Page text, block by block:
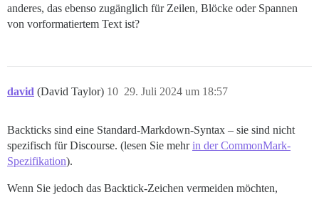
anderes, das ebenso zugänglich für Zeilen, Blöcke oder Spannen
von vorformatiertem Text ist?
david (David Taylor) 29. Juli 2024 um 18:57
10
Backticks sind eine Standard-Markdown-Syntax – sie sind nicht
spezifisch für Discourse. (lesen Sie mehrin der CommonMark-
Spezifikation).
Wenn Sie jedoch das Backtick-Zeichen vermeiden möchten,